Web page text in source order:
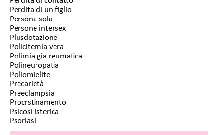
Perdita di un figlio
Persona sola
Persone intersex
Plusdotazione
Policitemia vera
Polimialgia reumatica
Polineuropatia
Poliomielite
Precarietà
Preeclampsia
Procrstinamento
Psicosi isterica
Psoriasi